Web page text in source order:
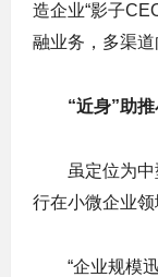
造企业“影子
融业务，多渠道
“近身”助
虽定位为
行在小微企业领
“企业规模